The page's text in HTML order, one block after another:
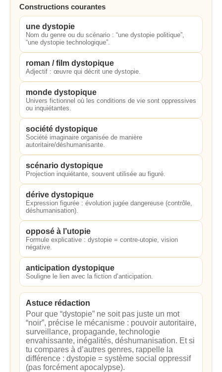
Constructions courantes
une dystopie
Nom du genre ou du scénario : “une dystopie politique”,
“une dystopie technologique”.
roman / film dystopique
Adjectif : œuvre qui décrit une dystopie.
monde dystopique
Univers fictionnel où les conditions de vie sont oppressives
ou inquiétantes.
société dystopique
Société imaginaire organisée de manière
autoritaire/déshumanisante.
scénario dystopique
Projection inquiétante, souvent utilisée au figuré.
dérive dystopique
Expression figurée : évolution jugée dangereuse (contrôle,
déshumanisation).
opposé à l’utopie
Formule explicative : dystopie = contre-utopie, vision
négative.
anticipation dystopique
Souligne le lien avec la fiction d’anticipation.
Astuce rédaction
Pour que “dystopie” ne soit pas juste un mot
“noir”, précise le mécanisme : pouvoir autoritaire,
surveillance, propagande, technologie
envahissante, inégalités, déshumanisation. Et si
tu compares à d’autres genres, rappelle la
différence : dystopie = système social oppressif
(pas forcément apocalypse).